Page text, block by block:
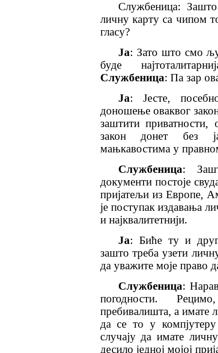
Службеница:
личну карту са чипом
гласу?
Ја: Зато што смо
буде
Службеница: Па зар
Ја: Јесте,
доношење оваквог
заштити приватности,
закон донет без
мањкавостима у
Службеница:
документи постоје
пријатељи из Европе,
је поступак издавања
и најквалитетнији.
Ја: Биће ту и
зашто треба узети
да уважите моје право
Службеница:
погодности.
пребивалишта, а имате
да се то у
случају да имате
десило једној мојој